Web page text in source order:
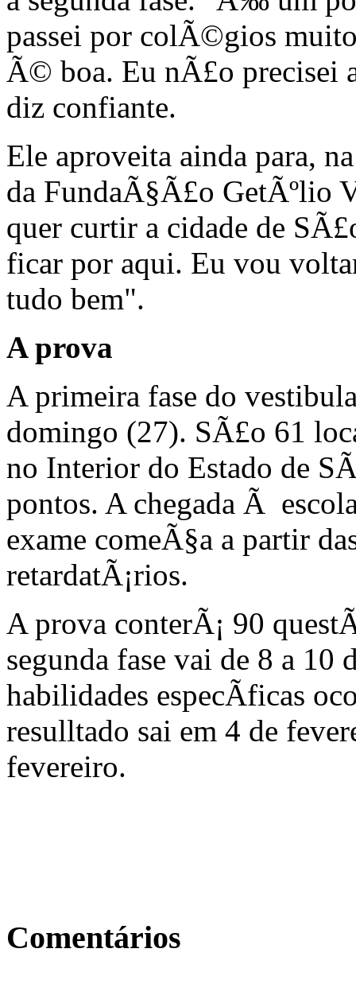
passei por colÃ©gios
Ã© boa. Eu nÃ£o precisei
diz confiante.
Ele aproveita ainda para,
da FundaÃ§Ã£o GetÃºlio
quer curtir a cidade de
ficar por aqui. Eu vou
tudo bem".
A prova
A primeira fase do
domingo (27). SÃ£o 61
no Interior do Estado de
pontos. A chegada Ã
exame comeÃ§a a partir
retardatÃ¡rios.
A prova conterÃ¡ 90
segunda fase vai de 8 a 10
habilidades especÃ­ficas
resulltado sai em 4 de
fevereiro.
Comentários